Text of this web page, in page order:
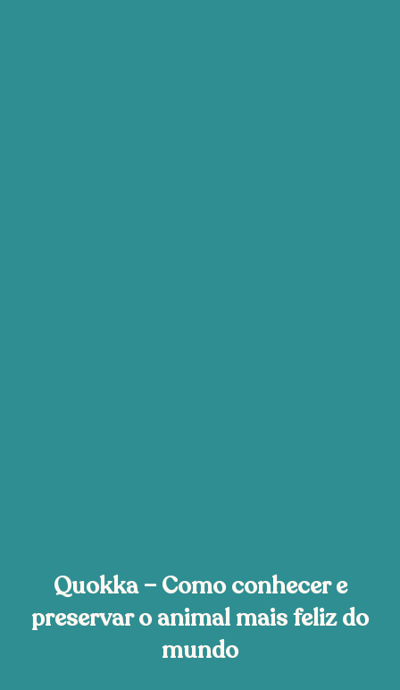
Quokka – Como conhecer e
preservar o animal mais feliz do
mundo